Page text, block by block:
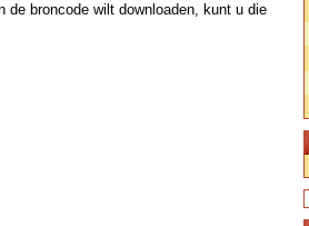
broncode wilt downloaden, kunt u die